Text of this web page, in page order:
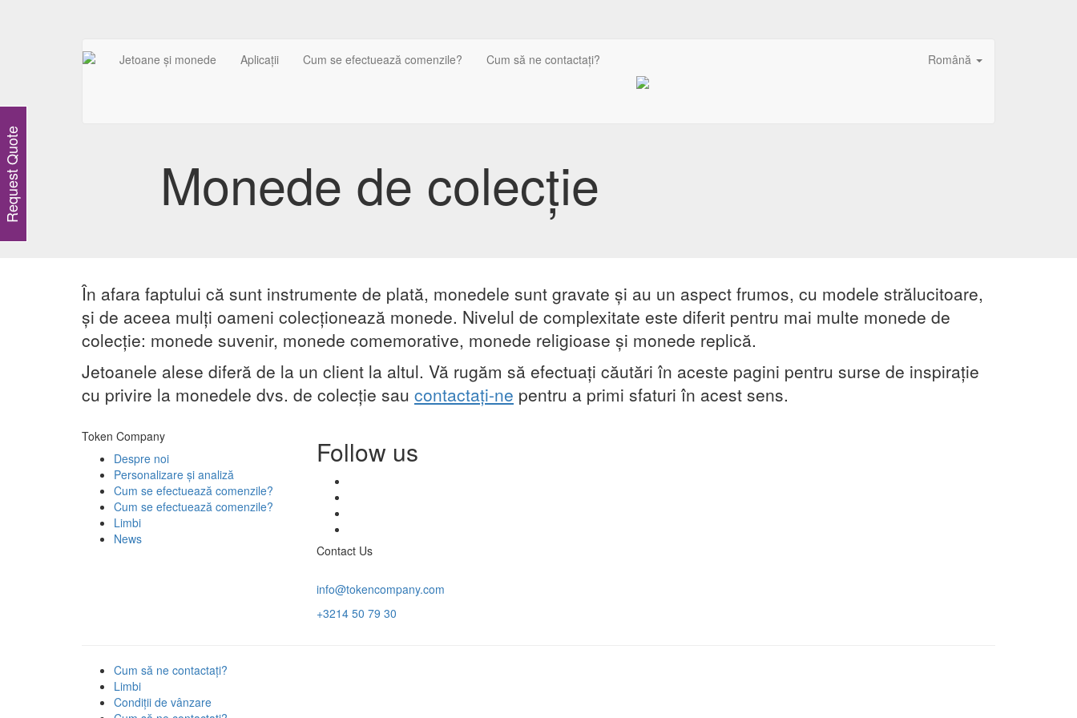
Jetoane și monede Aplicații Cum se efectuează comenzile? Cum să ne contactați? Română
Monede de colecție
În afara faptului că sunt instrumente de plată, monedele sunt gravate și au un aspect frumos, cu modele strălucitoare,
și de aceea mulți oameni colecționează monede. Nivelul de complexitate este diferit pentru mai multe monede de
colecție: monede suvenir, monede comemorative, monede religioase și monede replică.
Jetoanele alese diferă de la un client la altul. Vă rugăm să efectuați căutări în aceste pagini pentru surse de inspirație
cu privire la monedele dvs. de colecție sau contactați-ne pentru a primi sfaturi în acest sens.
Token Company
Despre noi
Personalizare și analiză
Cum se efectuează comenzile?
Cum se efectuează comenzile?
Limbi
News
Follow us
Contact Us
info@tokencompany.com
+3214 50 79 30
Cum să ne contactați?
Limbi
Condiţii de vânzare
Request Quote